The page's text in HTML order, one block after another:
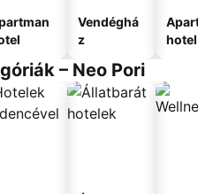
Vendéghá
z
hotel
– Neo Pori